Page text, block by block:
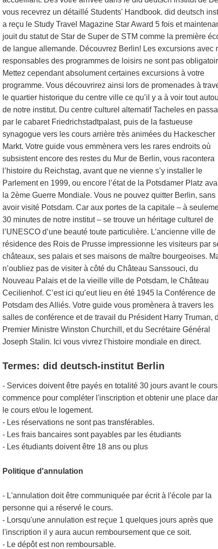
vous recevrez un détaillé Students' Handbook. did deutsch
a reçu le Study Travel Magazine Star Award 5 fois et
jouit du statut de Star de Super de STM comme la première
de langue allemande. Découvrez Berlin! Les excursions avec
responsables des programmes de loisirs ne sont pas
Mettez cependant absolument certaines excursions à votre
programme. Vous découvrirez ainsi lors de promenades à
le quartier historique du centre ville ce qu’il y a à voir tout
de notre institut. Du centre culturel alternatif Tacheles en
par le cabaret Friedrichstadtpalast, puis de la fastueuse
synagogue vers les cours arrière très animées du Hackescher
Markt. Votre guide vous emmènera vers les rares endroits où
subsistent encore des restes du Mur de Berlin, vous racontera
l’histoire du Reichstag, avant que ne vienne s’y installer le
Parlement en 1999, ou encore l’état de la Potsdamer Platz
la 2ème Guerre Mondiale. Vous ne pouvez quitter Berlin, sans
avoir visité Potsdam. Car aux portes de la capitale – à
30 minutes de notre institut – se trouve un héritage culturel de
l’UNESCO d’une beauté toute particulière. L’ancienne ville de
résidence des Rois de Prusse impressionne les visiteurs par
châteaux, ses palais et ses maisons de maître bourgeoises.
n’oubliez pas de visiter à côté du Château Sanssouci, du
Nouveau Palais et de la vieille ville de Potsdam, le Château
Cecilienhof. C’est ici qu’eut lieu en été 1945 la Conférence de
Potsdam des Alliés. Votre guide vous promènera à travers les
salles de conférence et de travail du Président Harry Truman,
Premier Ministre Winston Churchill, et du Secrétaire Général
Joseph Stalin. Ici vous vivrez l’histoire mondiale en direct.
Termes: did deutsch-institut Berlin
- Services doivent être payés en totalité 30 jours avant le cours
commence pour compléter l'inscription et obtenir une place
le cours et/ou le logement.
- Les réservations ne sont pas transférables.
- Les frais bancaires sont payables par les étudiants
- Les étudiants doivent être 18 ans ou plus
Politique d'annulation
- L'annulation doit être communiquée par écrit à l'école par la
personne qui a réservé le cours.
- Lorsqu'une annulation est reçue 1 quelques jours après que
l'inscription il y aura aucun remboursement que ce soit.
- Le dépôt est non remboursable.